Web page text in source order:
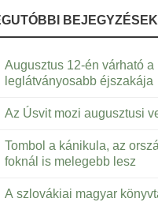
BEJEGYZÉSEK
Augusztus 12-én várható a
leglátványosabb éjszakája
Az Úsvit mozi augusztusi
Tombol a kánikula, az
foknál is melegebb lesz
A szlovákiai magyar